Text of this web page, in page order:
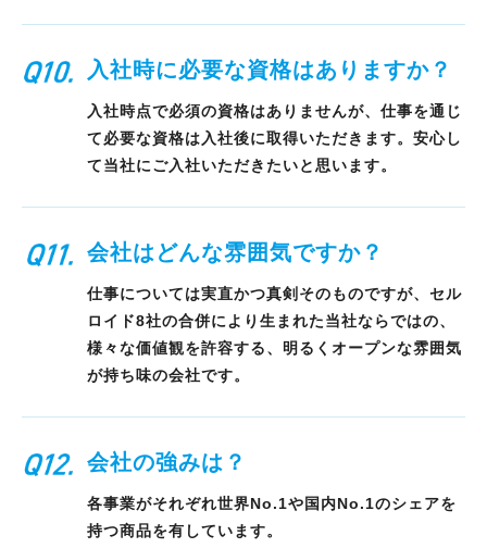
入社時に必要な資格はありますか？
入社時点で必須の資格はありませんが、仕事を通じ
て必要な資格は入社後に取得いただきます。 安心し
て当社にご入社いただきたいと思います。
会社はどんな雰囲気ですか？
仕事については実直かつ真剣そのものですが、セル
ロイド8社の合併により生まれた当社ならではの、
様々な価値観を許容する、明るくオープンな雰囲気
が持ち味の会社です。
会社の強みは？
各事業がそれぞれ世界No.1や国内No.1のシェアを
持つ商品を有しています。